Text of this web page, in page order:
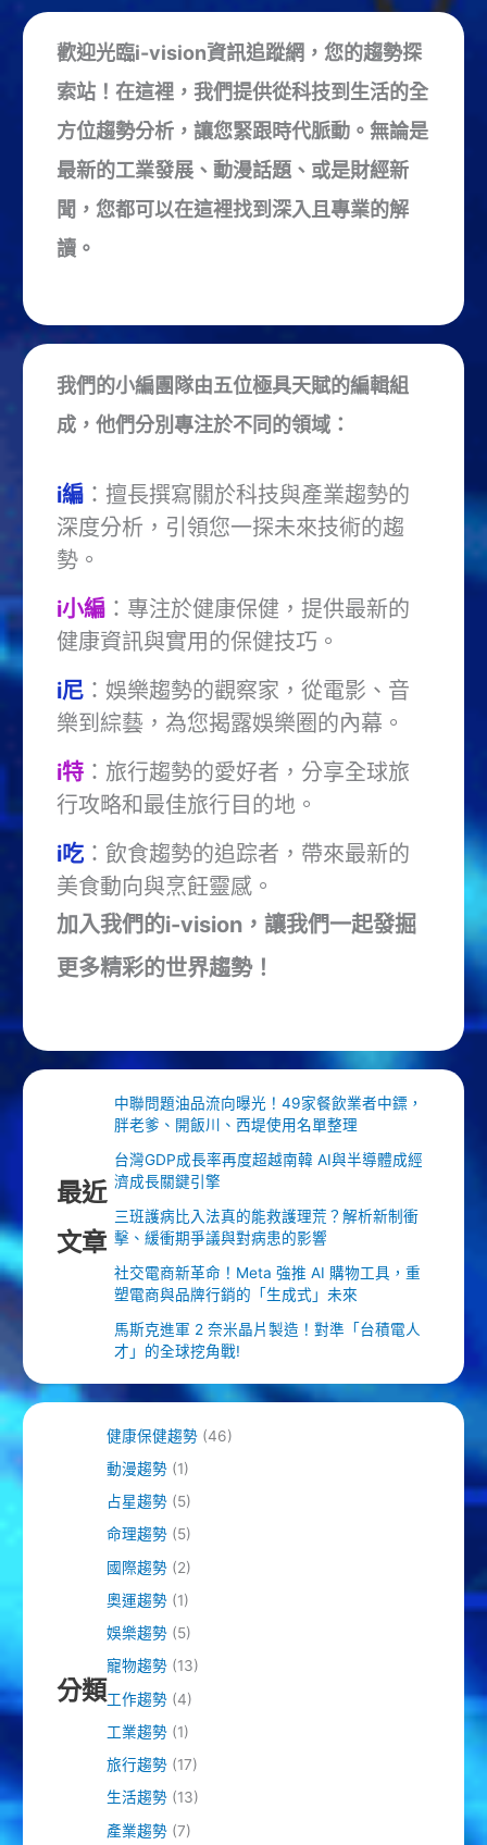
心
歡迎光臨i-vision資訊追蹤網，您的趨勢探
索站！在這裡，我們提供從科技到生活的全
方位趨勢分析，讓您緊跟時代脈動。無論是
最新的工業發展、動漫話題、或是財經新
聞，您都可以在這裡找到深入且專業的解
讀。
我們的小編團隊由五位極具天賦的編輯組
成，他們分別專注於不同的領域：
i編：擅長撰寫關於科技與產業趨勢的
深度分析，引領您一探未來技術的趨
勢。
i小編：專注於健康保健，提供最新的
健康資訊與實用的保健技巧。
i尼：娛樂趨勢的觀察家，從電影、音
樂到綜藝，為您揭露娛樂圈的內幕。
i特：旅行趨勢的愛好者，分享全球旅
行攻略和最佳旅行目的地。
i吃：飲食趨勢的追踪者，帶來最新的
美食動向與烹飪靈感。
加入我們的i-vision，讓我們一起發掘
更多精彩的世界趨勢！
最近
文章
中聯問題油品流向曝光！49家餐飲業者中鏢，
胖老爹、開飯川、西堤使用名單整理
台灣GDP成長率再度超越南韓 AI與半導體成經
濟成長關鍵引擎
三班護病比入法真的能救護理荒？解析新制衝
擊、緩衝期爭議與對病患的影響
社交電商新革命！Meta 強推 AI 購物工具，重
塑電商與品牌行銷的「生成式」未來
馬斯克進軍 2 奈米晶片製造！對準「台積電人
才」的全球挖角戰!
分類
健康保健趨勢(46)
動漫趨勢(1)
占星趨勢(5)
命理趨勢(5)
國際趨勢(2)
奧運趨勢(1)
娛樂趨勢(5)
寵物趨勢(13)
工作趨勢(4)
工業趨勢(1)
旅行趨勢(17)
生活趨勢(13)
產業趨勢(7)